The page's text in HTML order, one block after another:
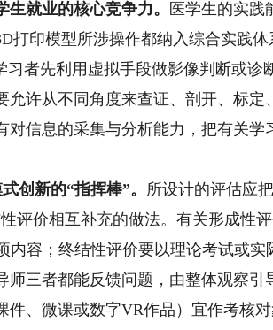
就业的核心竞争力。
医学生的实践
印模型所涉操作都纳入综合实践体
者先利用虚拟手段做影像判断或诊
许从不同角度来查证、剖开、标定
信息的采集与分析能力，把有关学
新的“指挥棒”。 所设计的评估应
评价相互补充的做法。有关形成性
容；终结性评价要以理论考试或实
三者都能反馈问题，由整体观察引
、微课或数字VR作品）宜作考核